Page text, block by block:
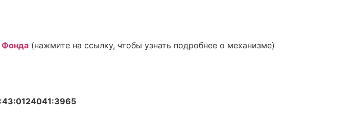
Фонда (нажмите на ссылку, чтобы узнать подробнее о механизме)